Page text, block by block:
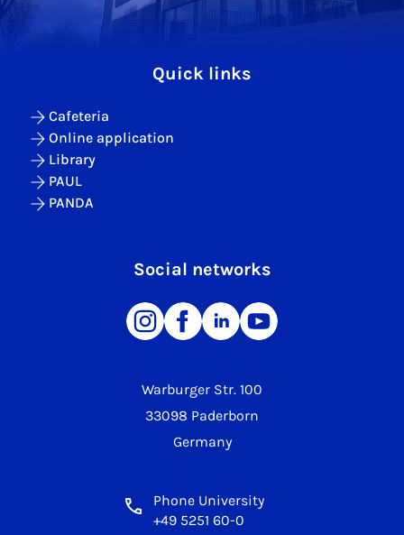
Warburger Str. 100
33098 Paderborn
Germany
Phone University
+49 5251 60-0
Quick links
Cafeteria
Online application
Library
PAUL
PANDA
Social networks